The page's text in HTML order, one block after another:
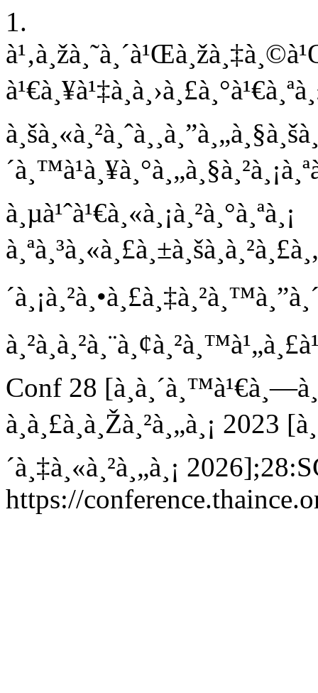
1.
à¸µà¹ˆà¹€à¸«à¸¡à¸²à¸°à¸ªà¸¡
Conf 28
à¸à¸£à¸à¸Žà¸²à¸„à¸¡ 2023
´à¸‡à¸«à¸²à¸„à¸¡
https://